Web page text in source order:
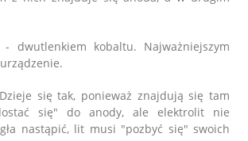
dwutlenkiem kobaltu. Najważniejszym
się tak, ponieważ znajdują się tam
się" do anody, ale elektrolit nie
nastąpić, lit musi "pozbyć się" swoich